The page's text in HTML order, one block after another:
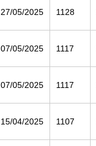
27/05/2025 1128
07/05/2025 1117
07/05/2025 1117
15/04/2025 1107